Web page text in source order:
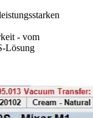
- vom
Lösung